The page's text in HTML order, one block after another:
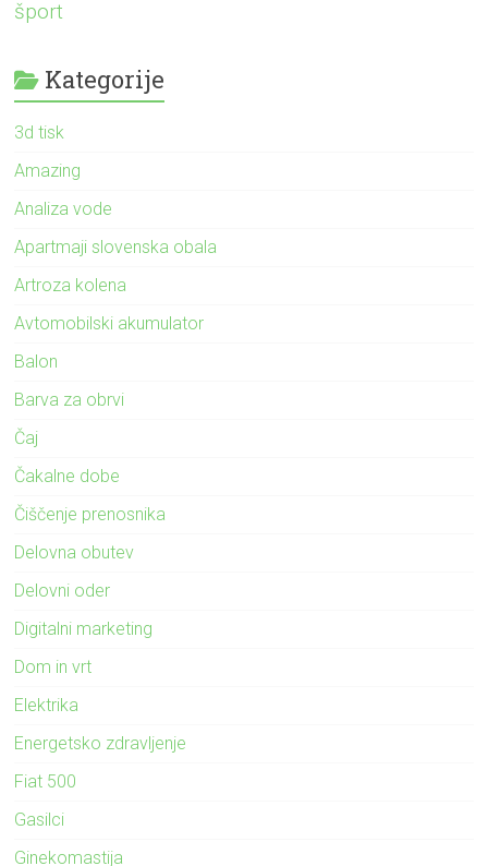
šport
Kategorije
3d tisk
Amazing
Analiza vode
Apartmaji slovenska obala
Artroza kolena
Avtomobilski akumulator
Balon
Barva za obrvi
Čaj
Čakalne dobe
Čiščenje prenosnika
Delovna obutev
Delovni oder
Digitalni marketing
Dom in vrt
Elektrika
Energetsko zdravljenje
Fiat 500
Gasilci
Ginekomastija